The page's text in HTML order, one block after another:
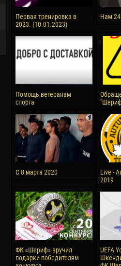
26 March
Vitor Hugo Morais de OLIVEIRA
28 March
Raí LOPES DE OLIVEIRA
10
Ivan
Первая тренировка в
2023. (10.01.2023)
Нам
Помощь ветеранам
спорта
С 8 марта 2020
Live -
2019
ФК «Шериф» вручил
подарки победителям
UEFA